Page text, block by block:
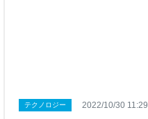
テクノロジー 2022/10/30 11:29